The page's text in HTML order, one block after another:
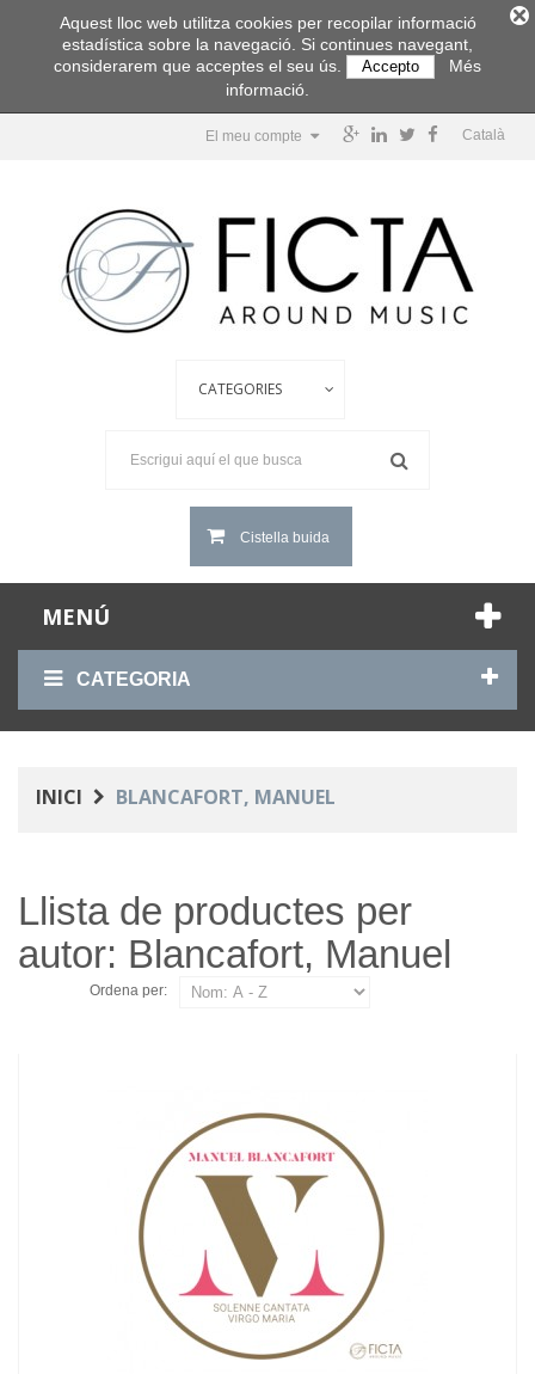
Català
El meu compte
Cistella buida
MENÚ
CATEGORIA
INICI BLANCAFORT, MANUEL
Llista de productes per
autor: Blancafort, Manuel
Ordena per:
Aquest lloc web utilitza cookies per recopilar informació
estadística sobre la navegació. Si continues navegant,
considerarem que acceptes el seu ús.
Accepto
Més
informació.